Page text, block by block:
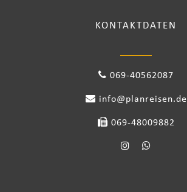
KONTAKTDATEN
069-40562087
info@planreisen.de
069-48009882